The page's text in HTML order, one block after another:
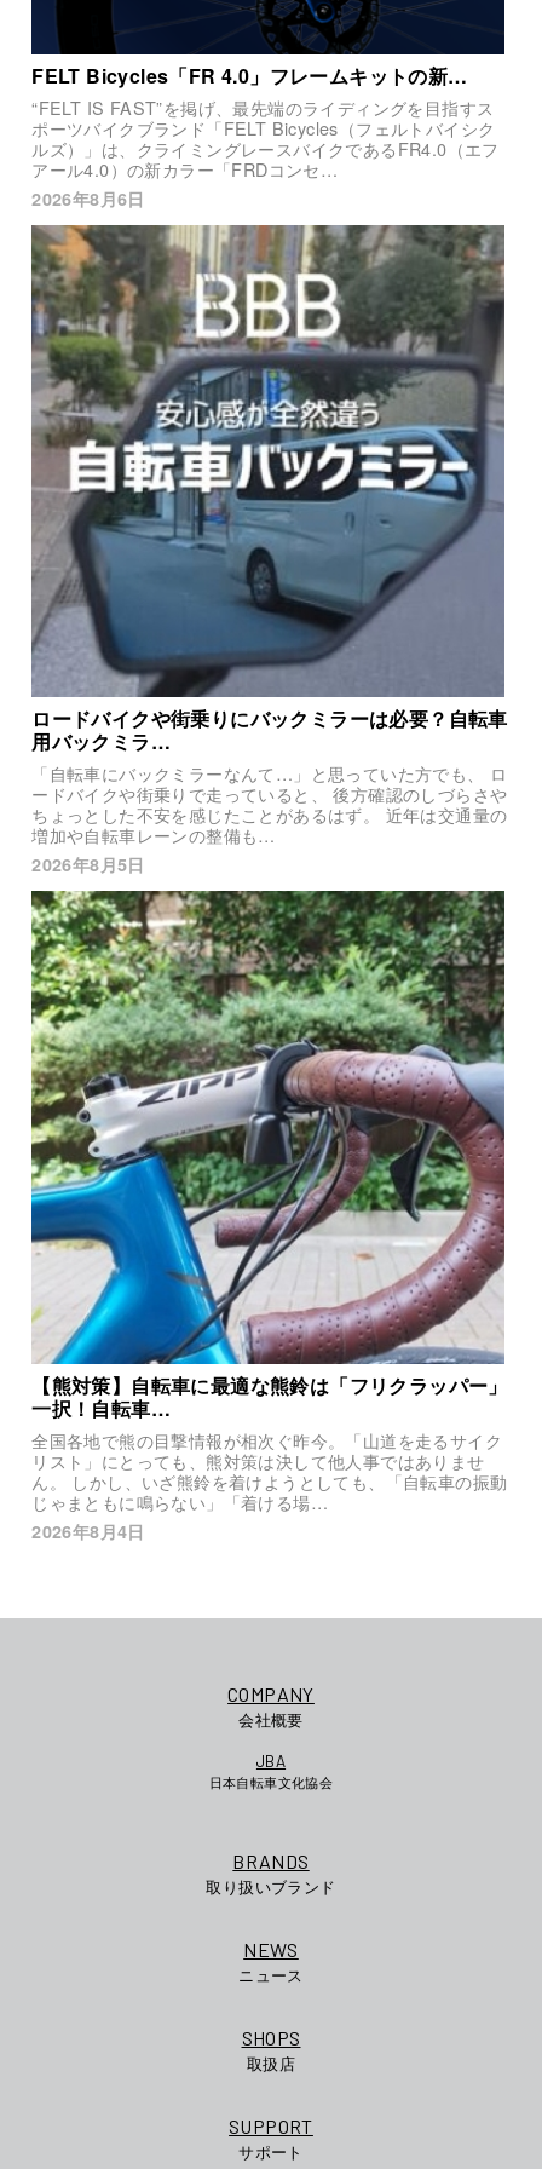
FELT Bicycles「FR 4.0」フレームキットの新…
“FELT IS FAST”を掲げ、最先端のライディングを目指すス
ポーツバイクブランド「FELT Bicycles（フェルトバイシク
ルズ）」は、クライミングレースバイクであるFR4.0（エフ
アール4.0）の新カラー「FRDコンセ…
2026年8月6日
ロードバイクや街乗りにバックミラーは必要？自転車
用バックミラ…
「自転車にバックミラーなんて…」と思っていた方でも、 ロ
ードバイクや街乗りで走っていると、 後方確認のしづらさや
ちょっとした不安を感じたことがあるはず。 近年は交通量の
増加や自転車レーンの整備も…
2026年8月5日
【熊対策】自転車に最適な熊鈴は「フリクラッパー」
一択！自転車…
全国各地で熊の目撃情報が相次ぐ昨今。「山道を走るサイク
リスト」にとっても、熊対策は決して他人事ではありませ
ん。 しかし、いざ熊鈴を着けようとしても、「自転車の振動
じゃまともに鳴らない」「着ける場…
2026年8月4日
COMPANY
会社概要
JBA
日本自転車文化協会
BRANDS
取り扱いブランド
NEWS
ニュース
SHOPS
取扱店
SUPPORT
サポート